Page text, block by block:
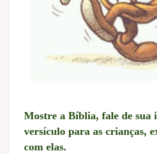
Mostre a Bíblia, fale de sua
versículo para as crianças,
com elas.